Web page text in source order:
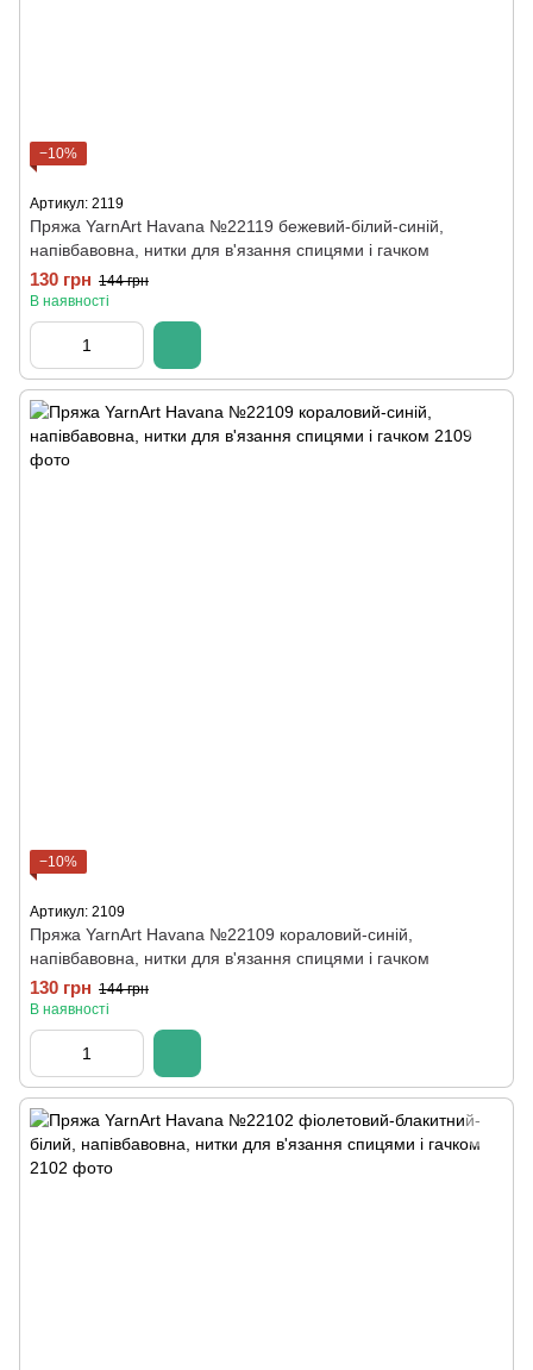
−10%
Артикул: 2119
Пряжа YarnArt Havana №22119 бежевий-білий-синій,
напівбавовна, нитки для в'язання спицями і гачком
130 грн 144 грн
В наявності
−10%
Артикул: 2109
Пряжа YarnArt Havana №22109 кораловий-синій,
напівбавовна, нитки для в'язання спицями і гачком
130 грн 144 грн
В наявності